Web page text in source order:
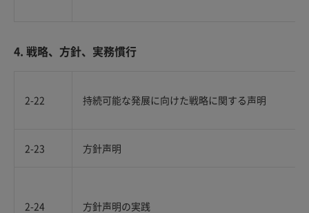
4. 戦略、方針、実務慣行
2-22 持続可能な発展に向けた戦略に関する声明
2-23 方針声明
2-24 方針声明の実践